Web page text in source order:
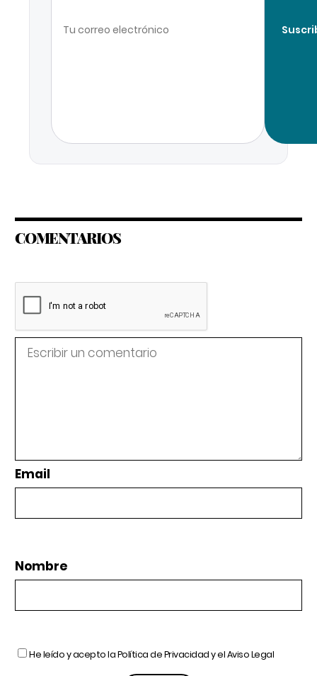
COMENTARIOS
Email
Nombre
He leído y acepto laPolítica de Privacidady elAviso Legal